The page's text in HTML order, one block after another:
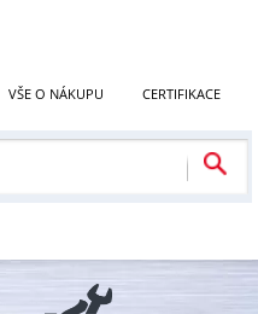
VŠE O NÁKUPU CERTIFIKACE